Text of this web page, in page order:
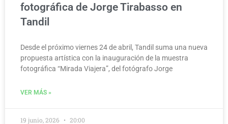
fotográfica de Jorge Tirabasso en
Tandil
Desde el próximo viernes 24 de abril, Tandil suma una nueva
propuesta artística con la inauguración de la muestra
fotográfica “Mirada Viajera”, del fotógrafo Jorge
VER MÁS »
19 junio, 2026 20:00